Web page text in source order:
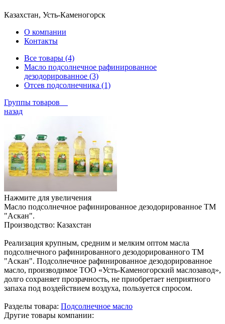
Казахстан, Усть-Каменогорск
О компании
Контакты
Все товары (4)
Масло подсолнечное рафинированное
дезодорированное (3)
Отсев подсолнечника (1)
Группы товаров
назад
Нажмите для увеличения
Масло подсолнечное рафинированное дезодорированное ТМ
"Аскан".
Производство: Казахстан
Реализация крупным, средним и мелким оптом масла
подсолнечного рафинированного дезодорированного ТМ
"Аскан". Подсолнечное рафинированное дезодорированное
масло, производимое ТОО «Усть-Каменогорский маслозавод»,
долго сохраняет прозрачность, не приобретает неприятного
запаха под воздействием воздуха, пользуется спросом.
Разделы товара: Подсолнечное масло
Другие товары компании: